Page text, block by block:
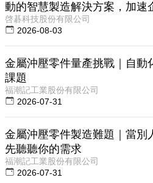
動的智慧製造解決方案，加速
啓碁科技股份有限公司
2026-08-03
金屬沖壓零件量產挑戰｜自動
課題
福潮記工業股份有限公司
2026-07-31
金屬沖壓零件製造難題｜當別
先聽聽你的需求
福潮記工業股份有限公司
2026-07-31